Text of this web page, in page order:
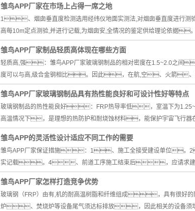
雏鸟APP厂家在市场上占得一席之地
1、烟囱垂直度检测选用经纬仪地面实测法,对烟囱垂直度进行
高每10m定点测验,并进行记载,为烟囱安,全情况的鉴定供给理论依据
雏鸟APP厂家制品轻质高体现在哪些方面
轻质高,强：雏鸟APP厂家玻璃钢制品的相对密度在1.5~2.0
度可以与高,级合金钢相比。因此，在航,空、火箭、
雏鸟APP厂家玻璃钢制品具有热性能良好和可设计性好等特点
玻璃钢制品的热性能良好：FRP热导率低，室温下为
高温情况下，是理想的热防护和耐烧蚀材料，能保护宇宙飞行器
雏鸟APP的灵活性设计适应不同工作的需要
雏鸟APP厂家保证措施：1、施工全接受建设单位。
实记载。4、前道工序施工结束后，应请求
雏鸟APP厂家怎样打造竞争优势
玻璃钢（FRP）由有,机的耐高温树脂和纤维组成，具有
炉、焚烧炉等设备尾气须达标排放，因此相关的设备须